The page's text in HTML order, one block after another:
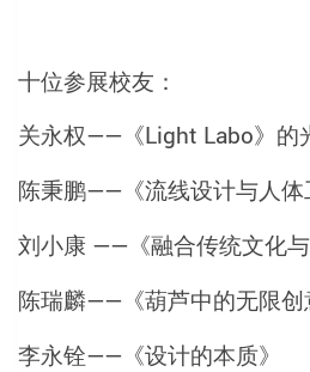
十位参展校友：
关永权——《Light Labo》的
陈秉鹏——《流线设计与人体
刘小康 ——《融合传统文化与
陈瑞麟——《葫芦中的无限创
李永铨——《设计的本质》